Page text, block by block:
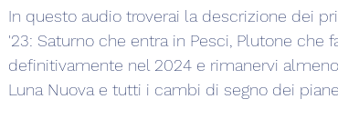
In questo audio troverai la descrizione dei
'23: Saturno che entra in Pesci, Plutone che
definitivamente nel 2024 e rimanervi
Luna Nuova e tutti i cambi di segno dei